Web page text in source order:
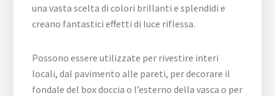
una vasta scelta di colori brillanti e splendidi e
creano fantastici effetti di luce riflessa.
Possono essere utilizzate per rivestire interi
locali, dal pavimento alle pareti, per decorare il
fondale del box doccia o l’esterno della vasca o per